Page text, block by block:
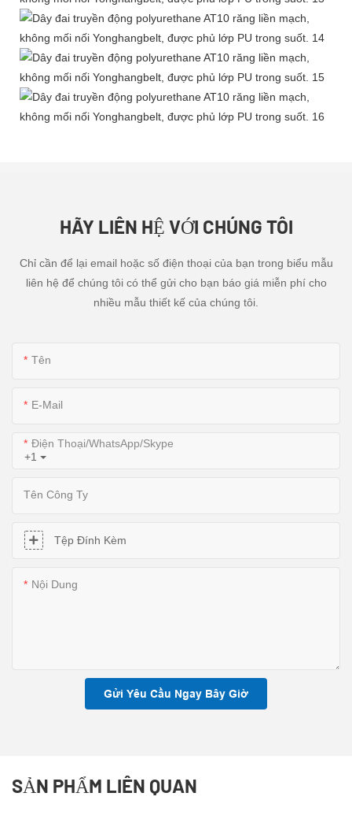
HÃY LIÊN HỆ VỚI CHÚNG TÔI
Chỉ cần để lại email hoặc số điện thoại của bạn trong biểu mẫu
liên hệ để chúng tôi có thể gửi cho bạn báo giá miễn phí cho
nhiều mẫu thiết kế của chúng tôi.
Tên
E-Mail
+1
Điện Thoại/WhatsApp/Skype
Tên Công Ty
Tệp Đính Kèm
Nội Dung
Gửi Yêu Cầu Ngay Bây Giờ
SẢN PHẨM LIÊN QUAN